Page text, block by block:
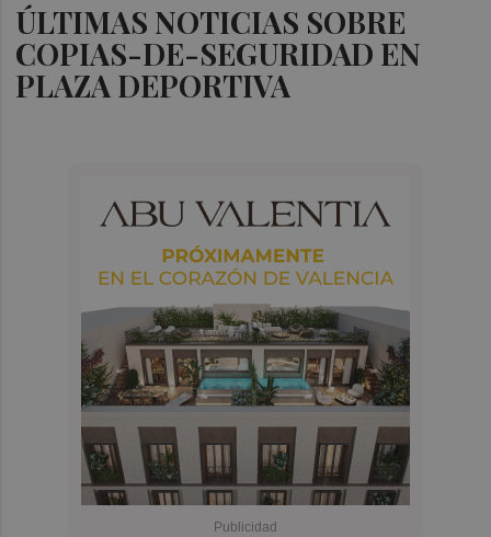
ÚLTIMAS NOTICIAS SOBRE
COPIAS-DE-SEGURIDAD EN
PLAZA DEPORTIVA